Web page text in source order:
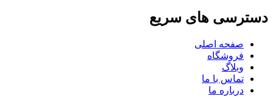
دسترسی های سریع
صفحه اصلی
فروشگاه
وبلاگ
تماس با ما
درباره ما